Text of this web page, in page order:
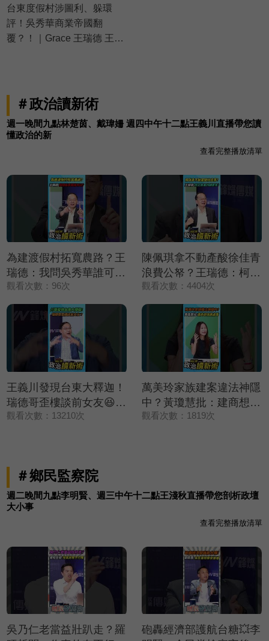
台東度假村涉圖利、躲環
評！吳秀華商業帝國翻
覆？！｜Grace 王瑞德 王義
＃政治讀新術
週一晚間九點林楚茵、戴瑋姍 週四中午十二點王義川直播帶您讀
懂政治的新
查看完整播放清單
為建渡假村拓寬農路？王
瑞德：我問吳秀華誰可
以？【政治讀新術】精彩
速看⚡20260806
觀看次數：96次
陳佩琪拿不動產酸徐佳青
浪費公帑？王瑞德：柯文
哲拿的錢更多❗【政治讀
新術】精彩速看
⚡20260806
觀看次數：4404次
王義川發現台東大釋迦！
瑞德哥歪樓談前女友😆？
【政治讀新術】精彩速看
觀看次數：13210次
萬美玲家族建案違法神隱
中？黃瓊慧批：建商想低
調處理💥【政治讀新術】
觀看次數：1819次
＃鄉民監察院
週二晚間九點李明賢、週三中午十二點王淺秋直播帶您剖析政壇
大小事
查看完整播放清單
吳乃仁老當益壯趴走？羅
砲轟經濟部護航台糖💥李